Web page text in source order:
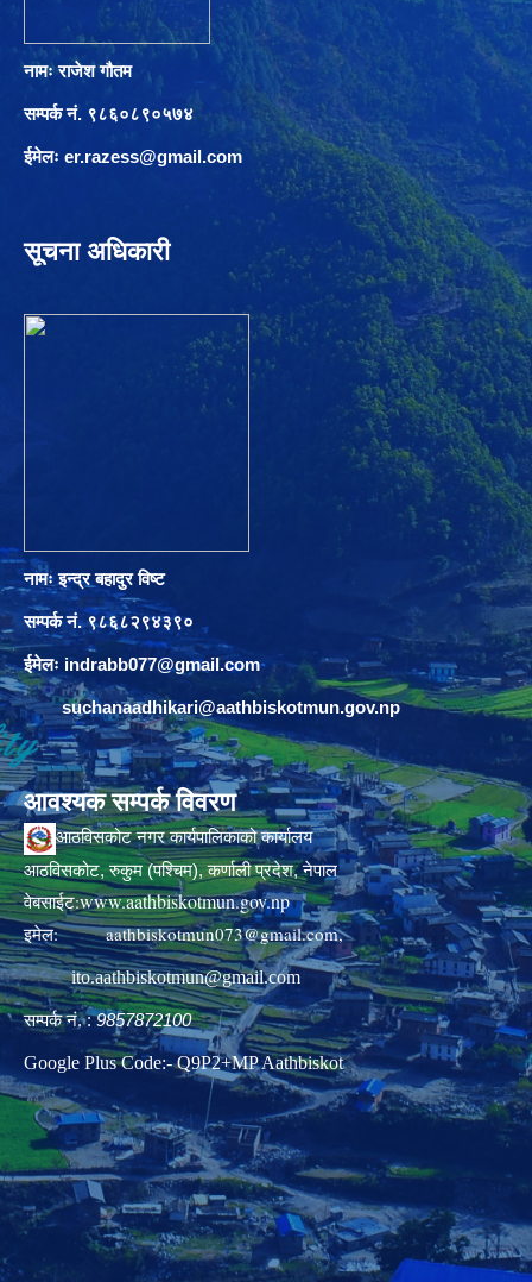
नामः राजेश गौतम
सम्पर्क नं. ९८६०८९०५७४
ईमेलः er.razess@gmail.com
सूचना अधिकारी
नामः इन्द्र बहादुर विष्ट
सम्पर्क नं. ९८६८२९४३९०
ईमेलः indrabb077@gmail.com
suchanaadhikari@aathbiskotmun.gov.np
आवश्यक सम्पर्क विवरण
आठविसकोट नगर कार्यपालिकाको कार्यालय
आठविसकोट, रुकुम (पश्चिम), कर्णाली प्रदेश, नेपाल
वेबसाईट:www.aathbiskotmun.gov.np
इमेल:aathbiskotmun073@gmail.com,
ito.aathbiskotmun@gmail.com
सम्पर्क नं. :9857872100
Google Plus Code:- Q9P2+MP Aathbiskot